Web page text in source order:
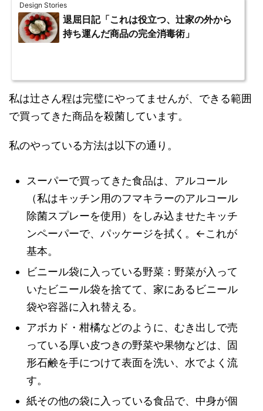
Design Stories
退屈日記「これは役立つ、辻家の外から
持ち運んだ商品の完全消毒術」
私は辻さん程は完璧にやってませんが、できる範囲
で買ってきた商品を殺菌しています。
私のやっている方法は以下の通り。
スーパーで買ってきた食品は、アルコール
（私はキッチン用のフマキラーのアルコール
除菌スプレーを使用）をしみ込ませたキッチ
ンペーパーで、パッケージを拭く。←これが
基本。
ビニール袋に入っている野菜：野菜が入って
いたビニール袋を捨てて、家にあるビニール
袋や容器に入れ替える。
アボカド・柑橘などのように、むき出しで売
っている厚い皮つきの野菜や果物などは、固
形石鹸を手につけて表面を洗い、水でよく流
す。
紙その他の袋に入っている食品で、中身が個